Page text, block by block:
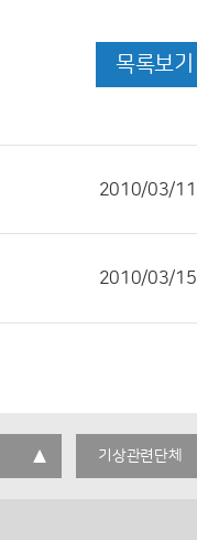
목록보기
2010/03/11
2010/03/15
기상관련단체